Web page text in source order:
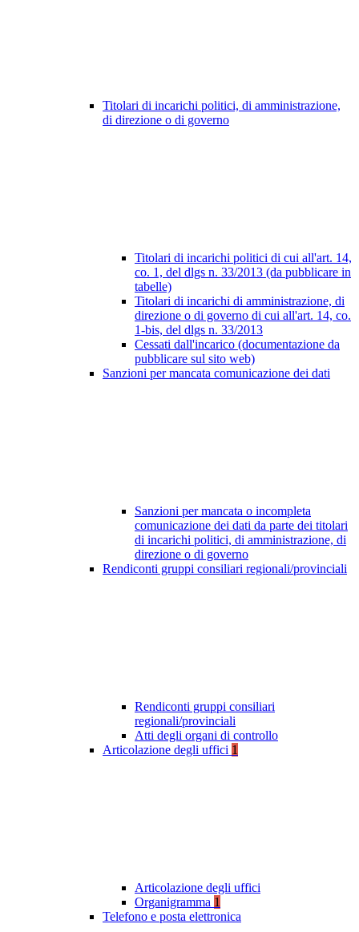
Titolari di incarichi politici, di amministrazione,
di direzione o di governo
Titolari di incarichi politici di cui all'art. 14,
co. 1, del dlgs n. 33/2013 (da pubblicare in
tabelle)
Titolari di incarichi di amministrazione, di
direzione o di governo di cui all'art. 14, co.
1-bis, del dlgs n. 33/2013
Cessati dall'incarico (documentazione da
pubblicare sul sito web)
Sanzioni per mancata comunicazione dei dati
Sanzioni per mancata o incompleta
comunicazione dei dati da parte dei titolari
di incarichi politici, di amministrazione, di
direzione o di governo
Rendiconti gruppi consiliari regionali/provinciali
Rendiconti gruppi consiliari
regionali/provinciali
Atti degli organi di controllo
Articolazione degli uffici 1
Articolazione degli uffici
Organigramma 1
Telefono e posta elettronica